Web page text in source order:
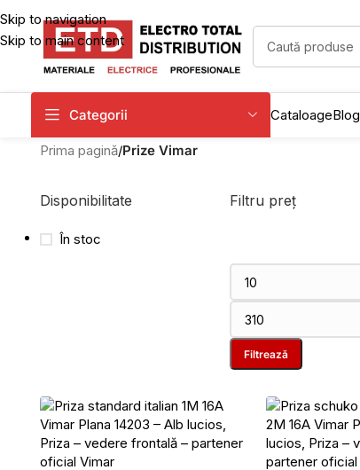
Skip to navigation
Skip to main content
Categorii CataloageBlog
Prima pagină/Prize Vimar
Disponibilitate
În stoc
Filtru preț
Filtrează